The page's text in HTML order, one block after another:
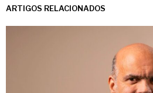
ARTIGOS RELACIONADOS